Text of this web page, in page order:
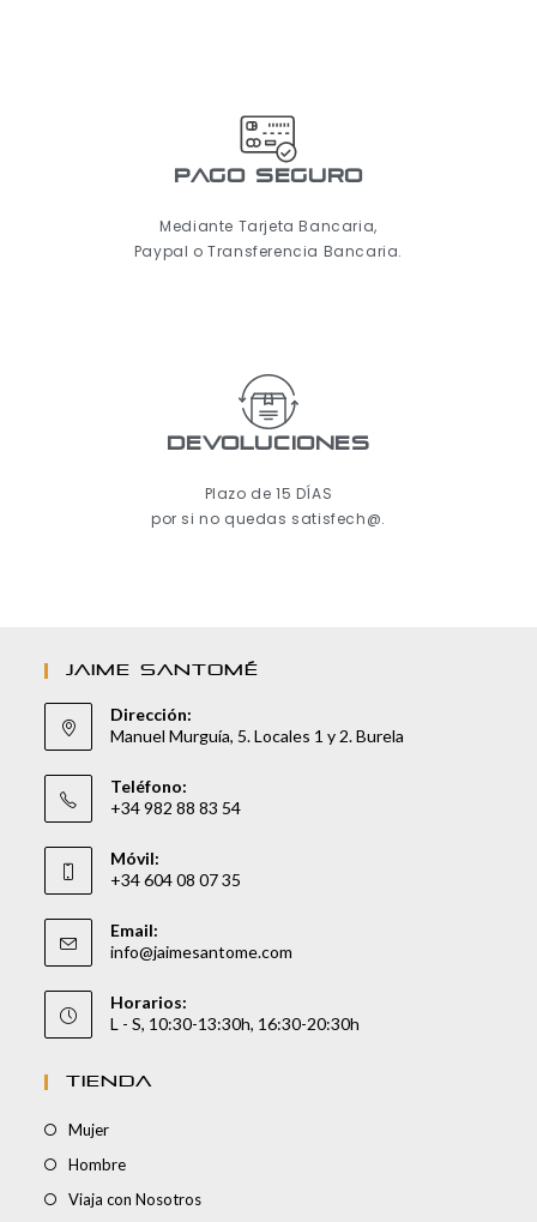
pago seguro
Mediante Tarjeta Bancaria,
Paypal o Transferencia Bancaria.
Devoluciones
Plazo de 15 DÍAS
por si no quedas satisfech@.
JAIME SANTOMÉ
Dirección:
Manuel Murguía, 5. Locales 1 y 2. Burela
Teléfono:
+34 982 88 83 54
Móvil:
+34 604 08 07 35
Email:
info@jaimesantome.com
Horarios:
L - S, 10:30-13:30h, 16:30-20:30h
TIENDA
Mujer
Hombre
Viaja con Nosotros